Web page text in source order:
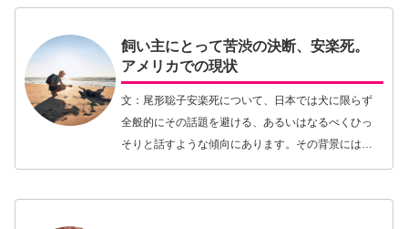
って散…【続きを読む】
飼い主にとって苦渋の決断、安楽死。
アメリカでの現状
文：尾形聡子安楽死について、日本では犬に限らず
全般的にその話題を避ける、あるいはなるべくひっ
そりと話すような傾向にあります。その背景には日
本に根付く「死」に対する価値観、宗教観的なもの